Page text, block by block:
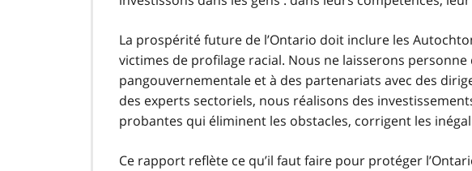
La prospérité future de l’Ontario doit inclure les
victimes de profilage racial. Nous ne laisserons
pangouvernementale et à des partenariats avec des
des experts sectoriels, nous réalisons des
probantes qui éliminent les obstacles, corrigent les
Ce rapport reflète ce qu’il faut faire pour protéger